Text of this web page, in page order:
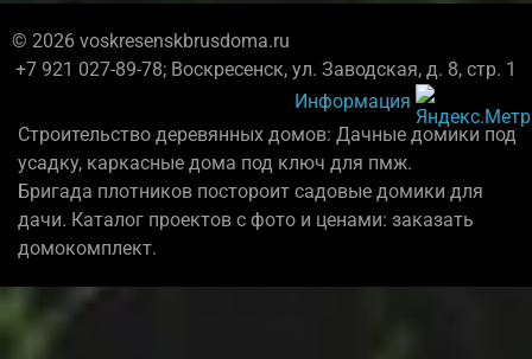
© 2026 voskresenskbrusdoma.ru
+7 921 027-89-78; Воскресенск, ул. Заводская, д. 8, стр. 1
Информация
Строительство деревянных домов: Дачные домики под
усадку, каркасные дома под ключ для пмж.
Бригада плотников постороит садовые домики для
дачи. Каталог проектов с фото и ценами: заказать
домокомплект.